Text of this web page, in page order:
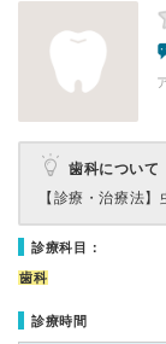
歯科について
【診療・治療法】
診療科目：
歯科
診療時間